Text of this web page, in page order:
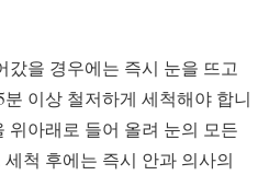
갔을 경우에는 즉시 눈을 뜨고
이상 철저하게 세척해야 합니
위아래로 들어 올려 눈의 모든
척 후에는 즉시 안과 의사의